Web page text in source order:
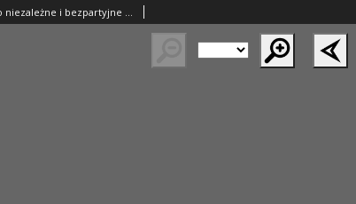
Przegląd Poranny: pismo niezależne i bezpartyjne 1924.05.03 R.4 Nr121